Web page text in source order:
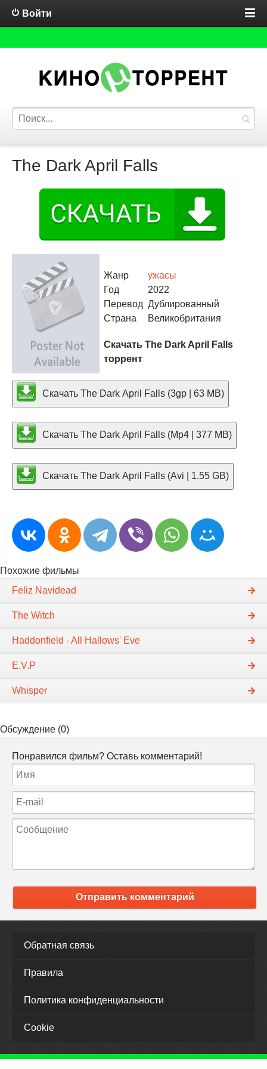
Войти
The Dark April Falls
Жанр
ужасы
Год
2022
Перевод Дублированный
Страна
Великобритания
Скачать The Dark April Falls
торрент
Скачать The Dark April Falls (3gp | 63 MB)
Скачать The Dark April Falls (Mp4 | 377 MB)
Скачать The Dark April Falls (Avi | 1.55 GB)
Похожие фильмы
Feliz Navidead
The Witch
Haddonfield - All Hallows' Eve
E.V.P
Whisper
Обсуждение (0)
Понравился фильм? Оставь комментарий!
Отправить комментарий
Обратная связь
Правила
Политика конфиденциальности
Cookie